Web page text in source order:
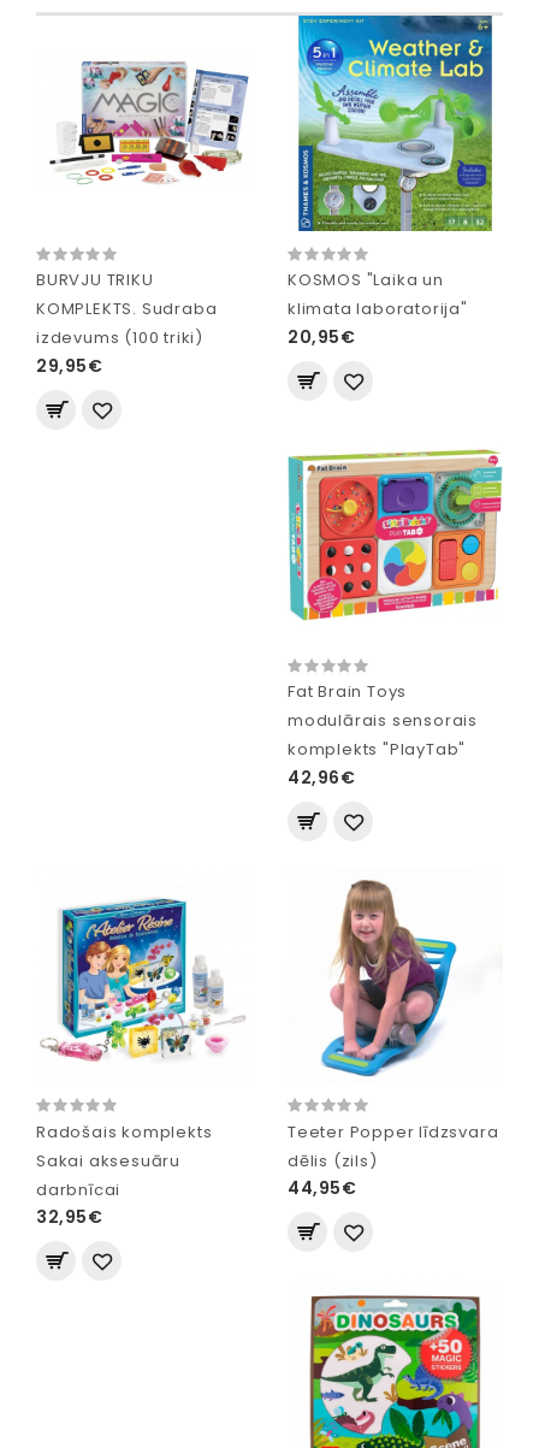
BURVJU TRIKU
KOMPLEKTS. Sudraba
izdevums (100 triki)
29,95€
KOSMOS "Laika un
klimata laboratorija"
20,95€
Fat Brain Toys
modulārais sensorais
komplekts "PlayTab"
42,96€
Radošais komplekts
Sakai aksesuāru
darbnīcai
32,95€
Teeter Popper līdzsvara
dēlis (zils)
44,95€